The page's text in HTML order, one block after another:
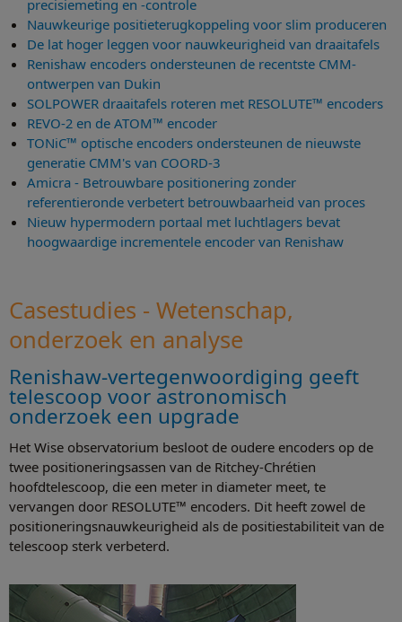
precisiemeting en -controle
Nauwkeurige positieterugkoppeling voor slim produceren
De lat hoger leggen voor nauwkeurigheid van draaitafels
Renishaw encoders ondersteunen de recentste CMM-
ontwerpen van Dukin
SOLPOWER draaitafels roteren met RESOLUTE™ encoders
REVO-2 en de ATOM™ encoder
TONiC™ optische encoders ondersteunen de nieuwste
generatie CMM's van COORD-3
Amicra - Betrouwbare positionering zonder
referentieronde verbetert betrouwbaarheid van proces
Nieuw hypermodern portaal met luchtlagers bevat
hoogwaardige incrementele encoder van Renishaw
Casestudies - Wetenschap,
onderzoek en analyse
Renishaw-vertegenwoordiging geeft
telescoop voor astronomisch
onderzoek een upgrade
Het Wise observatorium besloot de oudere encoders op de
twee positioneringsassen van de Ritchey-Chrétien
hoofdtelescoop, die een meter in diameter meet, te
vervangen door RESOLUTE™ encoders. Dit heeft zowel de
positioneringsnauwkeurigheid als de positiestabiliteit van de
telescoop sterk verbeterd.